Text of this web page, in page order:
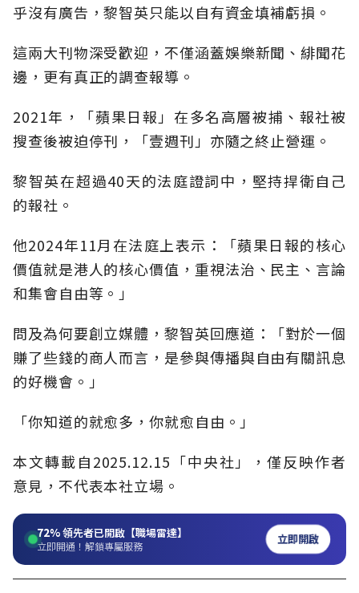
乎沒有廣告，黎智英只能以自有資金填補虧損。
這兩大刊物深受歡迎，不僅涵蓋娛樂新聞、緋聞花
邊，更有真正的調查報導。
2021年，「蘋果日報」在多名高層被捕、報社被
搜查後被迫停刊，「壹週刊」亦隨之終止營運。
黎智英在超過40天的法庭證詞中，堅持捍衛自己
的報社。
他2024年11月在法庭上表示：「蘋果日報的核心
價值就是港人的核心價值，重視法治、民主、言論
和集會自由等。」
問及為何要創立媒體，黎智英回應道：「對於一個
賺了些錢的商人而言，是參與傳播與自由有關訊息
的好機會。」
「你知道的就愈多，你就愈自由。」
本文轉載自2025.12.15「中央社」，僅反映作者
意見，不代表本社立場。
72%領先者已開啟【職場雷達】
立即開通！解鎖專屬服務 立即開啟